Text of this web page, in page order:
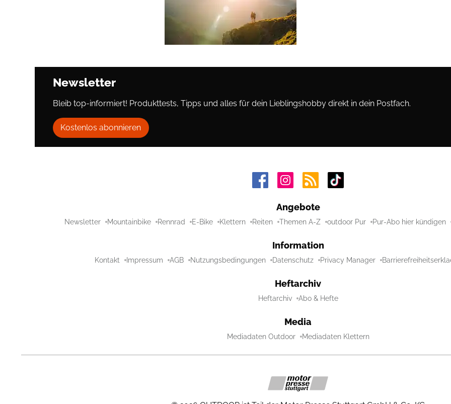
Newsletter
Bleib top-informiert! Produkttests, Tipps und alles für dein Lieblingshobby direkt in dein Postfach.
Kostenlos abonnieren
Angebote
Newsletter Mountainbike Rennrad E-Bike Klettern Reiten Themen A-Z outdoor Pur Pur-Abo hier kündigen
Information
Kontakt Impressum AGB Nutzungsbedingungen Datenschutz Privacy Manager
Heftarchiv
Heftarchiv Abo & Hefte
Media
Mediadaten Outdoor Mediadaten Klettern